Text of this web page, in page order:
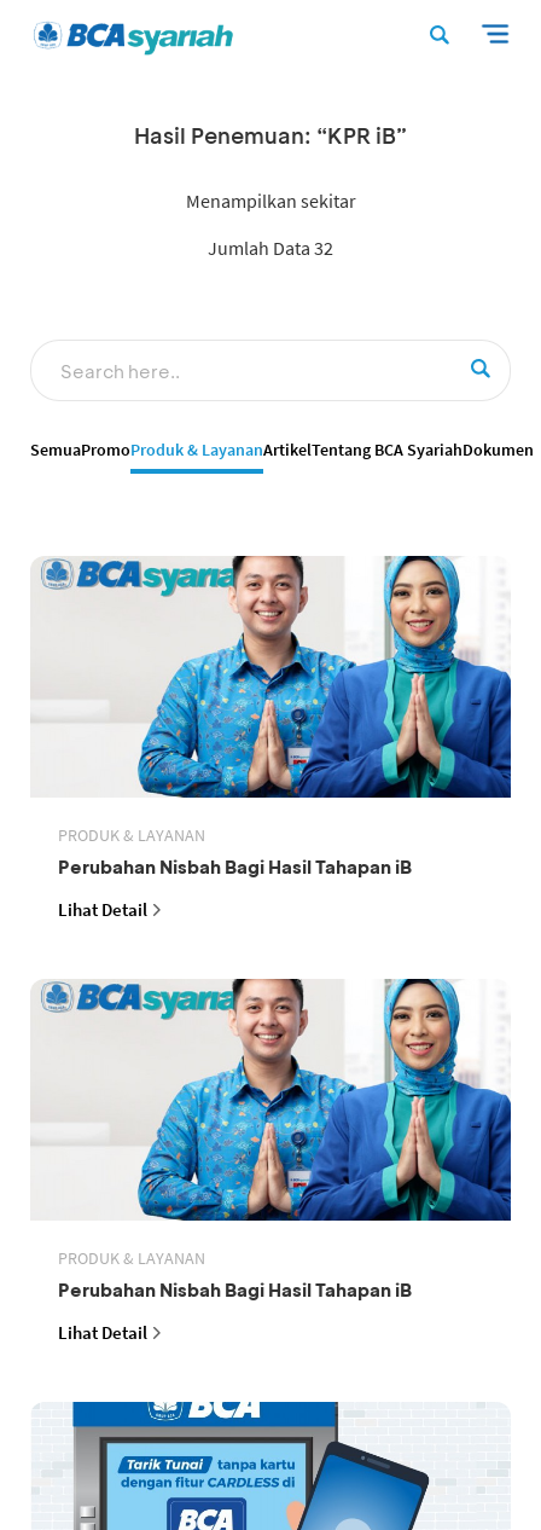
Hasil Penemuan: “KPR iB”
Menampilkan sekitar
Jumlah Data 32
SemuaPromoProduk & LayananArtikelTentang BCA SyariahDokumen
PRODUK & LAYANAN
Perubahan Nisbah Bagi Hasil Tahapan iB
Lihat Detail
PRODUK & LAYANAN
Perubahan Nisbah Bagi Hasil Tahapan iB
Lihat Detail